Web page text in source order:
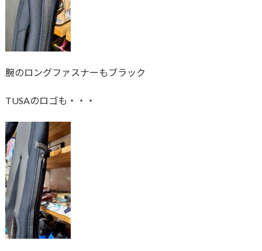
腕のロングファスナーもブラック
TUSAのロゴも・・・